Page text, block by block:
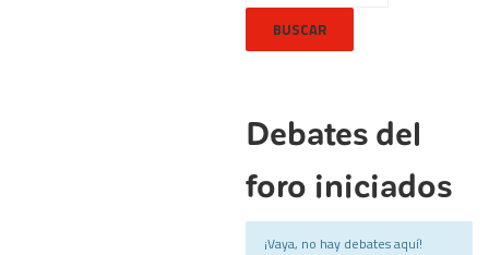
Debates del
foro iniciados
¡Vaya, no hay debates aquí!